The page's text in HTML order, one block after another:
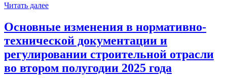
Читать далее
Основные изменения в нормативно-
технической документации и
регулировании строительной отрасли
во втором полугодии 2025 года